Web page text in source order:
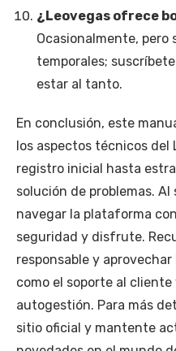
¿Leovegas ofrece
Ocasionalmente, pero
temporales;
estar al tanto.
En conclusión, este
los aspectos técnicos del
registro inicial hasta
solución de problemas.
navegar la plataforma
seguridad y disfrute.
responsable y
como el soporte al
autogestión. Para más
sitio oficial y mantente